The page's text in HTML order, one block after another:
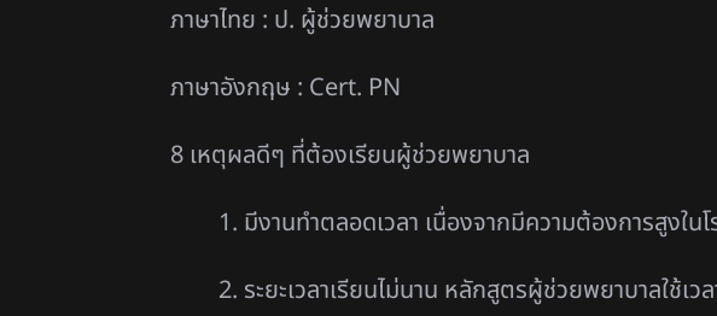
ภาษาไทย : ป. ผู้ช่วยพยาบาล
ภาษาอังกฤษ : Cert. PN
8 เหตุผลดีๆ ที่ต้องเรียนผู้ช่วยพยาบาล
1. มีงานทำตลอดเวลา เนื่องจากมีความต้องการสูง
2. ระยะเวลาเรียนไม่นาน หลักสูตรผู้ช่วยพยาบาลใช้เว